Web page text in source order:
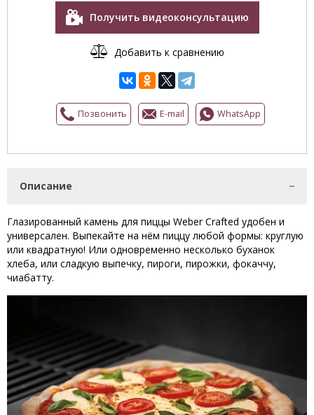
Получить видеоконсультацию
Добавить к сравнению
Позвонить E-mail WhatsApp
Описание
Глазированный камень для пиццы Weber Crafted удобен и
универсален. Выпекайте на нём пиццу любой формы: круглую
или квадратную! Или одновременно несколько буханок
хлеба, или сладкую выпечку, пироги, пирожки, фокаччу,
чиабатту.